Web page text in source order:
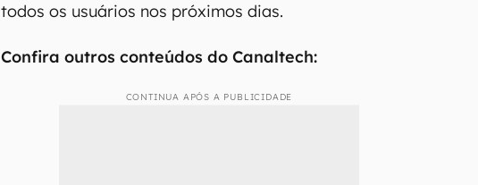
todos os usuários nos próximos dias.
Confira outros conteúdos do Canaltech:
CONTINUA APÓS A PUBLICIDADE